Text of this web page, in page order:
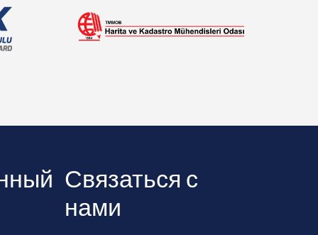
Связаться с
нами